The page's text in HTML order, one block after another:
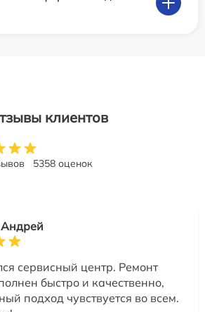
клиентов
5358 оценок
сервисный центр. Ремонт
быстро и качественно,
подход чувствуется во всем.